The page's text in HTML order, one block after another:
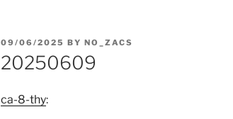
POSTED
ON
09/06/2025 BY NO_ZACS
20250609
ca-8-thy: